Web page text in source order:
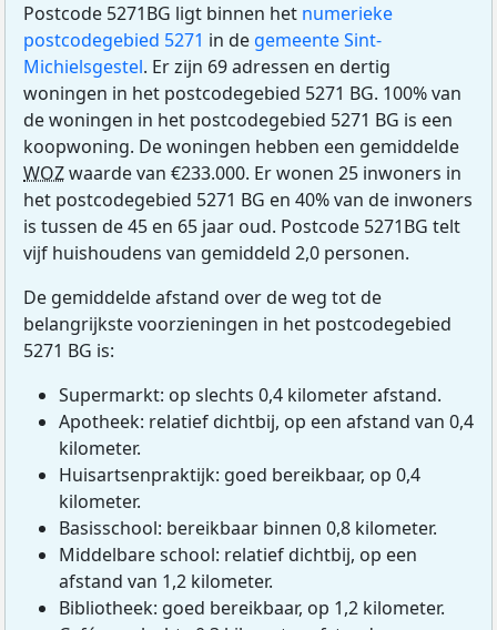
Postcode 5271BG ligt binnen het numerieke
postcodegebied 5271 in de gemeente Sint-
Michielsgestel. Er zijn 69 adressen en dertig
woningen in het postcodegebied 5271 BG. 100% van
de woningen in het postcodegebied 5271 BG is een
koopwoning. De woningen hebben een gemiddelde
WOZwaarde van €233.000. Er wonen 25 inwoners in
het postcodegebied 5271 BG en 40% van de inwoners
is tussen de 45 en 65 jaar oud. Postcode 5271BG telt
vijf huishoudens van gemiddeld 2,0 personen.
De gemiddelde afstand over de weg tot de
belangrijkste voorzieningen in het postcodegebied
5271 BG is:
Supermarkt: op slechts 0,4 kilometer afstand.
Apotheek: relatief dichtbij, op een afstand van 0,4
kilometer.
Huisartsenpraktijk: goed bereikbaar, op 0,4
kilometer.
Basisschool: bereikbaar binnen 0,8 kilometer.
Middelbare school: relatief dichtbij, op een
afstand van 1,2 kilometer.
Bibliotheek: goed bereikbaar, op 1,2 kilometer.